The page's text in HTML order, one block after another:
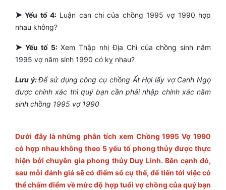
➤ Yếu tố 4: Luận can chi của chồng 1995 vợ 1990 hợp
nhau không?
➤ Yếu tố 5:Xem Thập nhị Địa Chi của chồng sinh năm
1995 vợ năm sinh 1990 có kỵ nhau?
Lưu ý:Để sử dụng công cụ chồng Ất Hợi lấy vợ Canh Ngọ
được chính xác thì quý bạn cần phải nhập chính xác năm
sinh chồng 1995 vợ 1990
Dưới đây là những phân tích xem Chồng 1995 Vợ 1990
có hợp nhau không theo 5 yếu tố phong thủy được thực
hiện bởi chuyên gia phong thủy Duy Linh. Bên cạnh đó,
sau mỗi đánh giá sẽ có điểm số cụ thể, để tiến tới việc có
thể chấm điểm về mức độ hợp tuổi vợ chồng của quý bạn